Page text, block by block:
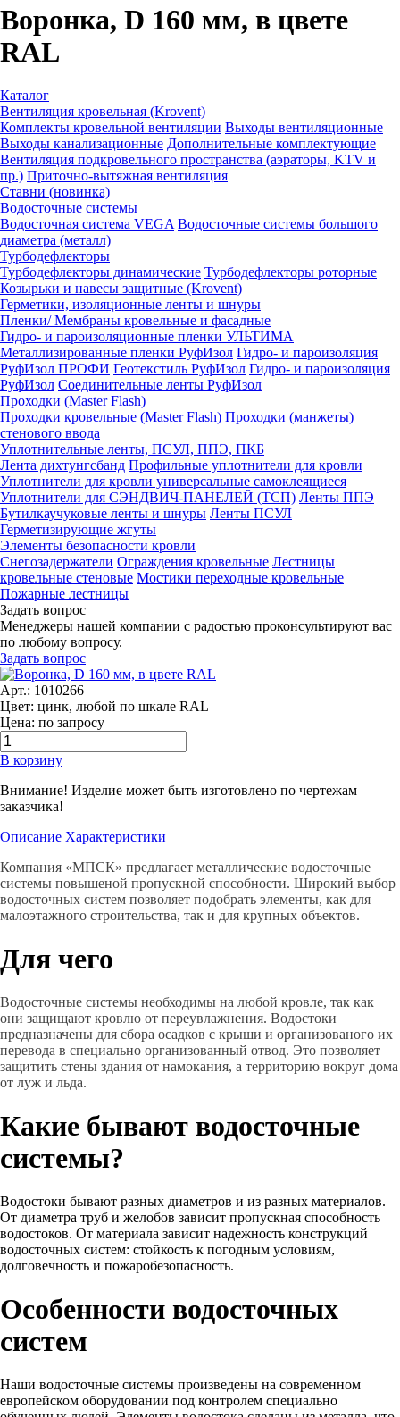
Воронка, D 160 мм, в цвете
RAL
Каталог
Вентиляция кровельная (Krovent)
Комплекты кровельной вентиляции Выходы вентиляционные
Выходы канализационные Дополнительные комплектующие
Вентиляция подкровельного пространства (аэраторы, KTV и
пр.) Приточно-вытяжная вентиляция
Ставни (новинка)
Водосточные системы
Водосточная система VEGA Водосточные системы большого
диаметра (металл)
Турбодефлекторы
Турбодефлекторы динамические Турбодефлекторы роторные
Козырьки и навесы защитные (Krovent)
Герметики, изоляционные ленты и шнуры
Пленки/ Мембраны кровельные и фасадные
Гидро- и пароизоляционные пленки УЛЬТИМА
Металлизированные пленки РуфИзол Гидро- и пароизоляция
РуфИзол ПРОФИ Геотекстиль РуфИзол Гидро- и пароизоляция
РуфИзол Соединительные ленты РуфИзол
Проходки (Master Flash)
Проходки кровельные (Master Flash) Проходки (манжеты)
стенового ввода
Уплотнительные ленты, ПСУЛ, ППЭ, ПКБ
Лента дихтунгсбанд Профильные уплотнители для кровли
Уплотнители для кровли универсальные самоклеящиеся
Уплотнители для СЭНДВИЧ-ПАНЕЛЕЙ (ТСП) Ленты ППЭ
Бутилкаучуковые ленты и шнуры Ленты ПСУЛ
Герметизирующие жгуты
Элементы безопасности кровли
Снегозадержатели Ограждения кровельные Лестницы
кровельные стеновые Мостики переходные кровельные
Пожарные лестницы
Задать вопрос
Менеджеры нашей компании с радостью проконсультируют вас
по любому вопросу.
Задать вопрос
Арт.: 1010266
Цвет: цинк, любой по шкале RAL
Цена: по запросу
В корзину
Внимание! Изделие может быть изготовлено по чертежам
заказчика!
Описание Характеристики
Компания «МПСК» предлагает металлические водосточные
системы повышеной пропускной способности. Широкий выбор
водосточных систем позволяет подобрать элементы, как для
малоэтажного строительства, так и для крупных объектов.
Для чего
Водосточные системы необходимы на любой кровле, так как
они защищают кровлю от переувлажнения. Водостоки
предназначены для сбора осадков с крыши и организованого их
перевода в специально организованный отвод. Это позволяет
защитить стены здания от намокания, а территорию вокруг дома
от луж и льда.
Какие бывают водосточные
системы?
Водостоки бывают разных диаметров и из разных материалов.
От диаметра труб и желобов зависит пропускная способность
водостоков. От материала зависит надежность конструкций
водосточных систем: стойкость к погодным условиям,
долговечность и пожаробезопасность.
Особенности водосточных
систем
Наши водосточные системы произведены на современном
европейском оборудовании под контролем специально